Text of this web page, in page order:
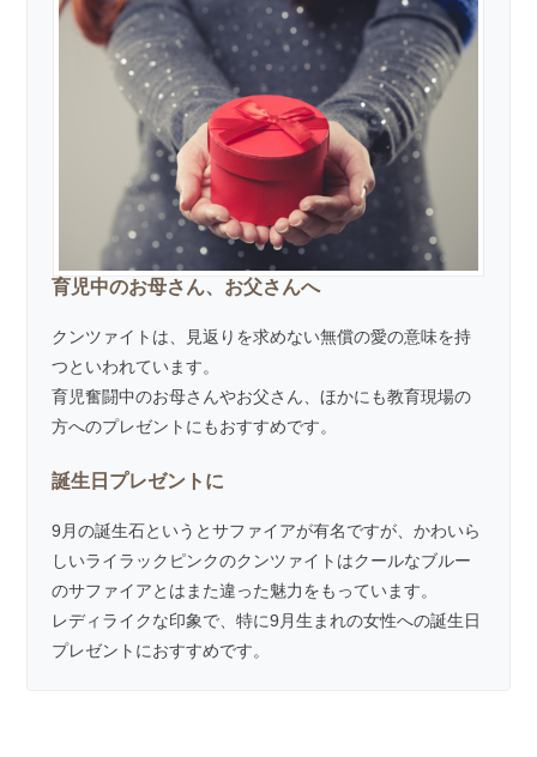
育児中のお母さん、お父さんへ
クンツァイトは、見返りを求めない無償の愛の意味を持
つといわれています。
育児奮闘中のお母さんやお父さん、ほかにも教育現場の
方へのプレゼントにもおすすめです。
誕生日プレゼントに
9月の誕生石というとサファイアが有名ですが、かわいら
しいライラックピンクのクンツァイトはクールなブルー
のサファイアとはまた違った魅力をもっています。
レディライクな印象で、特に9月生まれの女性への誕生日
プレゼントにおすすめです。